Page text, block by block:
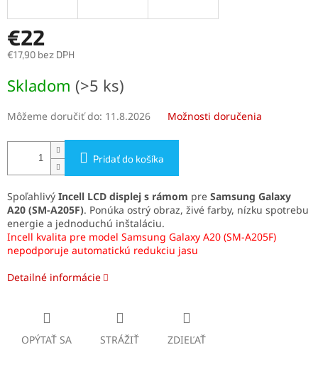
€22
€17,90 bez DPH
cena:
Skladom (>5 ks)
Môžeme doručiť do: 11.8.2026 Možnosti doručenia
Pridať do košíka
Spoľahlivý Incell LCD displej s rámom pre Samsung Galaxy
A20 (SM-A205F). Ponúka ostrý obraz, živé farby, nízku spotrebu
energie a jednoduchú inštaláciu.
Incell kvalita pre model Samsung Galaxy A20 (SM-A205F)
nepodporuje automatickú redukciu jasu
Detailné informácie
OPÝTAŤ SA STRÁŽIŤ ZDIEĽAŤ